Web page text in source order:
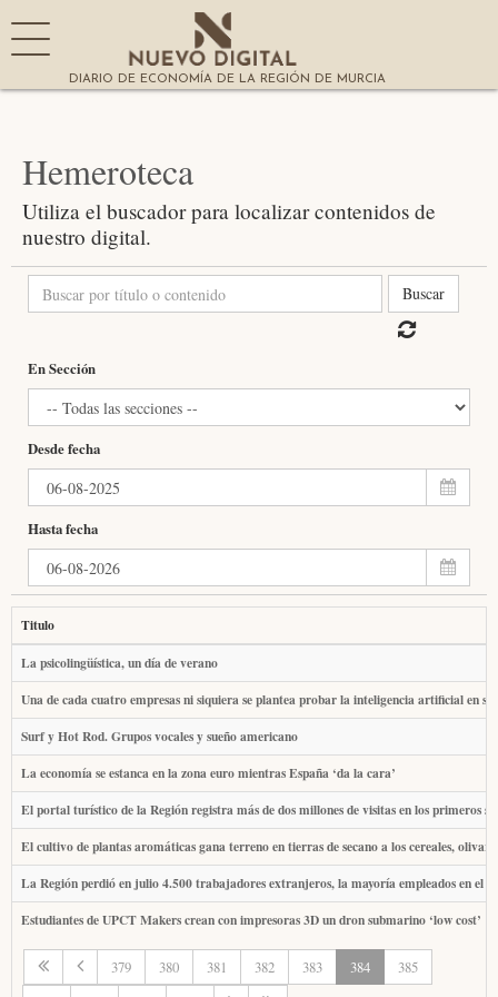
DIARIO DE ECONOMÍA DE LA REGIÓN DE MURCIA
Hemeroteca
Utiliza el buscador para localizar contenidos de
nuestro digital.
Buscar
En Sección
Desde fecha
Hasta fecha
Titulo
La psicolingüística, un día de verano
Una de cada cuatro empresas ni siquiera se plantea probar la inteligencia artificial en
Surf y Hot Rod. Grupos vocales y sueño americano
La economía se estanca en la zona euro mientras España ‘da la cara’
El portal turístico de la Región registra más de dos millones de visitas en los primeros
El cultivo de plantas aromáticas gana terreno en tierras de secano a los cereales, olivar
La Región perdió en julio 4.500 trabajadores extranjeros, la mayoría empleados en el
Estudiantes de UPCT Makers crean con impresoras 3D un dron submarino ‘low cost’
379 380 381 382 383 384
385